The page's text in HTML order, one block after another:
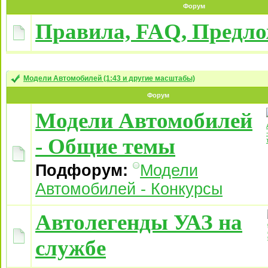
Форум
Правила, FAQ,
Модели Автомобилей (1:43 и другие масштабы)
Форум
Модели Автомобилей
- Общие темы
Подфорум:
Модели
Автомобилей - Конкурсы
Автолегенды УАЗ на
службе